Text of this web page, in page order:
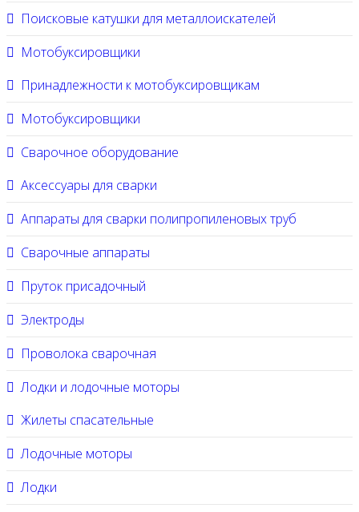
Поисковые катушки для металлоискателей
Мотобуксировщики
Принадлежности к мотобуксировщикам
Мотобуксировщики
Сварочное оборудование
Аксессуары для сварки
Аппараты для сварки полипропиленовых труб
Сварочные аппараты
Пруток присадочный
Электроды
Проволока сварочная
Лодки и лодочные моторы
Жилеты спасательные
Лодочные моторы
Лодки